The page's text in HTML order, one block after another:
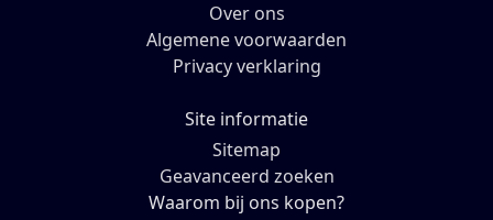
Over ons
Algemene voorwaarden
Privacy verklaring
Site informatie
Sitemap
Geavanceerd zoeken
Waarom bij ons kopen?